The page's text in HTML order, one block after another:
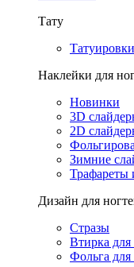
Тату
Татуировки
Наклейки для
Новинки
3D
2D
Зимние
Трафареты
Дизайн для
Стразы
Втирка для
Фольга для